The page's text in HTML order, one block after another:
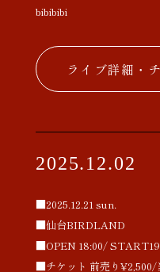
bibibibi
ライブ詳細・
2025.12.02
■2025.12.21 sun.
■仙台BIRDLAND
■OPEN 18:00/
■チケット 前売り¥2,500/